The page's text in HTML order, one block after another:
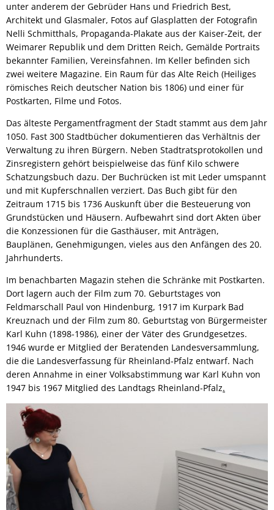
unter anderem der Gebrüder Hans und Friedrich Best,
Architekt und Glasmaler, Fotos auf Glasplatten der Fotografin
Nelli Schmitthals, Propaganda-Plakate aus der Kaiser-Zeit, der
Weimarer Republik und dem Dritten Reich, Gemälde Portraits
bekannter Familien, Vereinsfahnen. Im Keller befinden sich
zwei weitere Magazine. Ein Raum für das Alte Reich (Heiliges
römisches Reich deutscher Nation bis 1806) und einer für
Postkarten, Filme und Fotos.
Das älteste Pergamentfragment der Stadt stammt aus dem Jahr
1050. Fast 300 Stadtbücher dokumentieren das Verhältnis der
Verwaltung zu ihren Bürgern. Neben Stadtratsprotokollen und
Zinsregistern gehört beispielweise das fünf Kilo schwere
Schatzungsbuch dazu. Der Buchrücken ist mit Leder umspannt
und mit Kupferschnallen verziert. Das Buch gibt für den
Zeitraum 1715 bis 1736 Auskunft über die Besteuerung von
Grundstücken und Häusern. Aufbewahrt sind dort Akten über
die Konzessionen für die Gasthäuser, mit Anträgen,
Bauplänen, Genehmigungen, vieles aus den Anfängen des 20.
Jahrhunderts.
Im benachbarten Magazin stehen die Schränke mit Postkarten.
Dort lagern auch der Film zum 70. Geburtstages von
Feldmarschall Paul von Hindenburg, 1917 im Kurpark Bad
Kreuznach und der Film zum 80. Geburtstag von Bürgermeister
Karl Kuhn (1898-1986), einer der Väter des Grundgesetzes.
1946 wurde er Mitglied der Beratenden Landesversammlung,
die die Landesverfassung für Rheinland-Pfalz entwarf. Nach
deren Annahme in einer Volksabstimmung war Karl Kuhn von
1947 bis 1967 Mitglied des Landtags Rheinland-Pfalz.